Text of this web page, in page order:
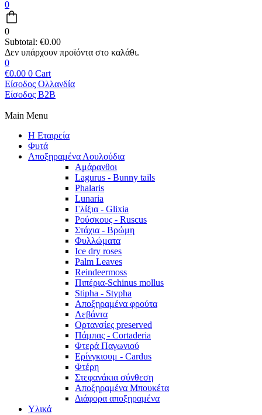
0
0
Subtotal: €0.00
0
€0.00 0 Cart
Είσοδος Ολλανδία
Είσοδος B2B
Main Menu
Η Εταιρεία
Φυτά
Αποξηραμένα Λουλούδια
Αμάρανθοι
Lagurus - Bunny tails
Phalaris
Lunaria
Γλίξια - Glixia
Ρούσκους - Ruscus
Στάχια - Βρώμη
Φυλλώματα
Ice dry roses
Palm Leaves
Reindeermoss
Πιπέρια-Schinus mollus
Stipha - Stypha
Αποξηραμένα φρούτα
Λεβάντα
Ορτανσίες preserved
Πάμπας - Cortaderia
Φτερά Παγωνιού
Ερίνγκιουμ - Cardus
Φτέρη
Στεφανάκια σύνθεση
Αποξηραμένα Μπουκέτα
Διάφορα αποξηραμένα
Υλικά